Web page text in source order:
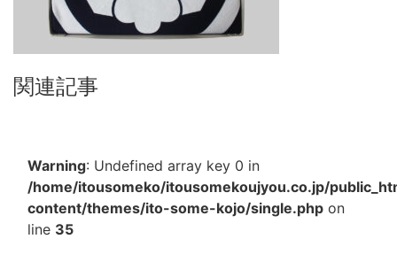
関連記事
Warning: Undefined array key 0 in
/home/itousomeko/itousomekoujyou.co.jp/
content/themes/ito-some-kojo/single.php on
line 35